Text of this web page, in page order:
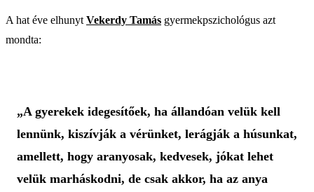
A hat éve elhunyt Vekerdy Tamás gyermekpszichológus azt
mondta:
„A gyerekek idegesítőek, ha állandóan velük kell
lennünk, kiszívják a vérünket, lerágják a húsunkat,
amellett, hogy aranyosak, kedvesek, jókat lehet
velük marháskodni, de csak akkor, ha az anya